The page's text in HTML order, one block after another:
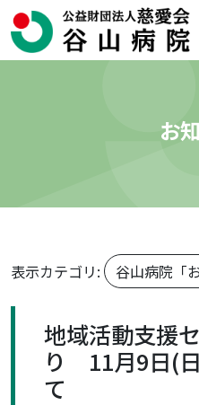
お
表示カテゴリ: 谷山病院「
地域活動支援
り 11月9日(
て